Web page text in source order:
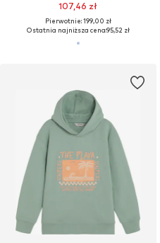
107,46 zł
Pierwotnie: 199,00 zł
Ostatnia najniższa cena:95,52 zł